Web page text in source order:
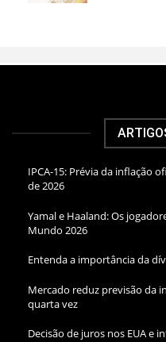
IPCA-15: Prévia da inflação
de 2026
Yamal e Haaland: Os
Mundo 2026
Entenda a importância da
Mercado reduz previsão da
quarta vez
Decisão de juros nos EUA e